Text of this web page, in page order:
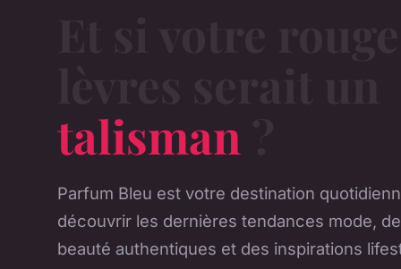
talisman
Parfum Bleu est votre destination
découvrir les dernières tendances mode,
beauté authentiques et des inspirations